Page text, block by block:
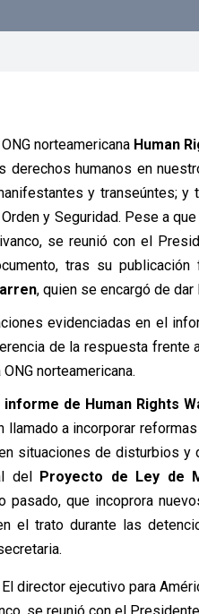
norteamericana Human
derechos humanos en
y transeúntes; y
y Seguridad. Pese a
se reunió con el
tras su
, quien se encargó de
evidenciadas en el
de la respuesta frente
norteamericana.
de Human Rights
llamado a incorporar
situaciones de disturbios y
del Proyecto de Ley de
pasado, que incoprora
el trato durante las